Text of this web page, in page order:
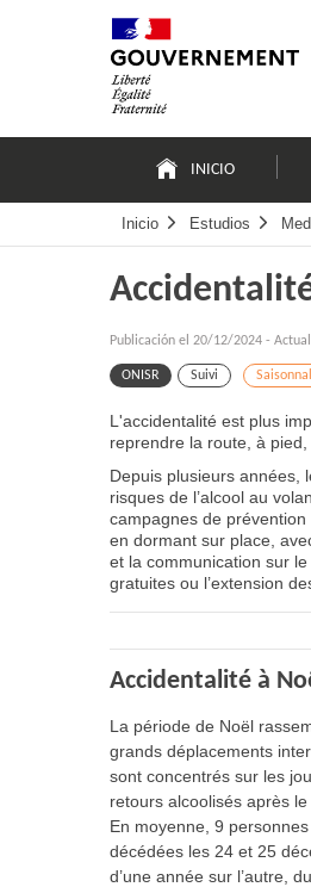
principale
INICIO
Inicio Estudios
Publicación el 20/12/2024 -
ONISR Suivi
L'accidentalité est plus
reprendre la route, à
Depuis plusieurs années,
risques de l’alcool au
campagnes de
en dormant sur place,
et la communication sur
gratuites ou l’extension
Accidentalité à
La période de Noël
grands déplacements
sont concentrés sur les
retours alcoolisés après le
En moyenne, 9
décédées les 24 et 25
d’une année sur l’autre,